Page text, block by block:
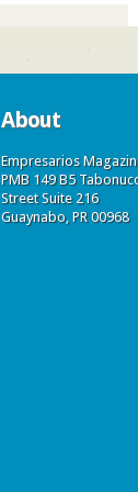
About
Empresarios
PMB 149 B5
Street Suite 216
Guaynabo, PR 00968